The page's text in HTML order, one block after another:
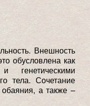
Внешность
обусловлена как
тела. Сочетание
а также –